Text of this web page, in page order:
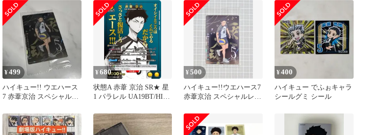
¥499
ハイキュー!! ウエハース
7 赤葦京治 スペシャルレ
¥680
状態A 赤葦 京治 SR★ 星
1 パラレル UA19BT/HIQ-
UNION ARENA ユニアリ
¥500
ハイキュー!!ウエハース7
赤葦京治 スペシャルレア
¥400
ハイキュー でふぉキャラ
シールグミ シール